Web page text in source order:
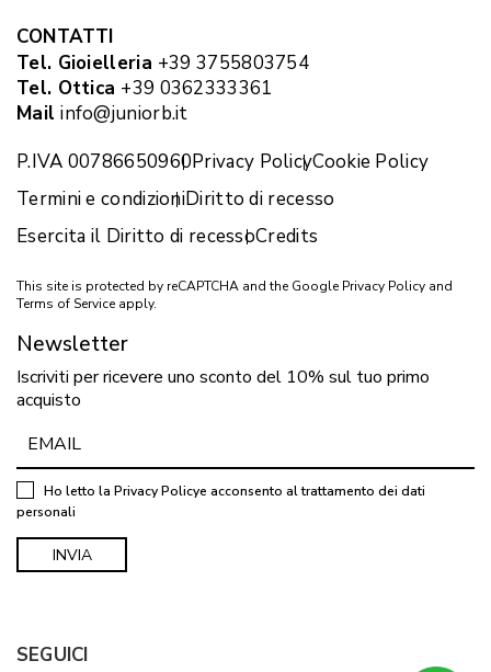
CONTATTI
Tel. Gioielleria +39 3755803754
Tel. Ottica +39 0362333361
Mail info@juniorb.it
P.IVA 00786650960Privacy PolicyCookie Policy
Termini e condizioniDiritto di recesso
Esercita il Diritto di recessoCredits
This site is protected by reCAPTCHA and the Google Privacy Policy and
Terms of Service apply.
Newsletter
Iscriviti per ricevere uno sconto del 10% sul tuo primo
acquisto
Ho letto la Privacy Policye acconsento al trattamento dei dati
personali
SEGUICI